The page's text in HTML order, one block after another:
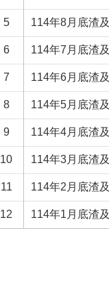
5 114年8月底渣
6 114年7月底渣
7 114年6月底渣
8 114年5月底渣
9 114年4月底渣
10 114年3月底渣
11 114年2月底渣
12 114年1月底渣